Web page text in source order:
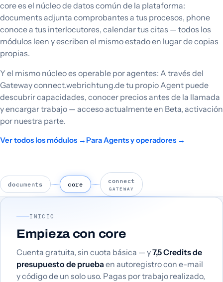
core es el núcleo de datos común de la plataforma:
documents adjunta comprobantes a tus procesos, phone
conoce a tus interlocutores, calendar tus citas — todos los
módulos leen y escriben el mismo estado en lugar de copias
propias.
Y el mismo núcleo es operable por agentes: A través del
Gateway connect.webrichtung.de tu propio Agent puede
descubrir capacidades, conocer precios antes de la llamada
y encargar trabajo — acceso actualmente en Beta, activación
por nuestra parte.
Ver todos los módulos → Para Agents y operadores →
documents core connect
GATEWAY
INICIO
Empieza con core
Cuenta gratuita, sin cuota básica — y7,5 Credits de
presupuesto de prueba en autoregistro con e-mail
y código de un solo uso. Pagas por trabajo realizado,